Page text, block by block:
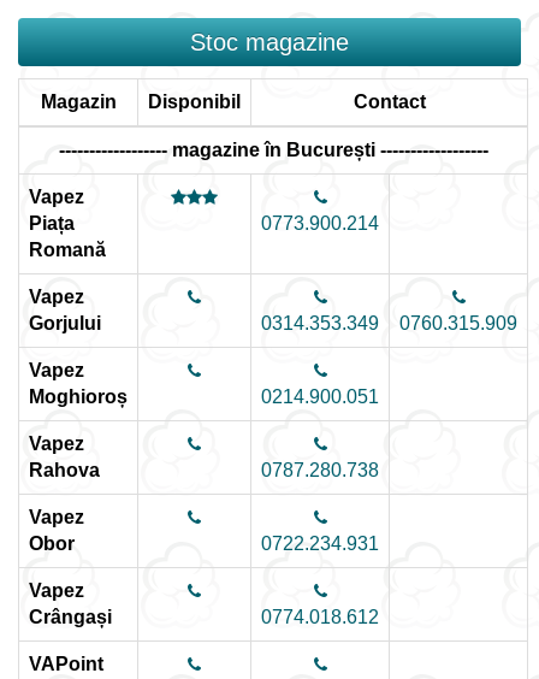
Stoc magazine
Magazin Disponibil Contact
------------------ magazine în București ------------------
Vapez
Piața
Romană
0773.900.214
Vapez
Gorjului
0314.353.349 0760.315.909
Vapez
Moghioroș
0214.900.051
Vapez
Rahova
0787.280.738
Vapez
Obor
0722.234.931
Vapez
Crângași
0774.018.612
VAPoint